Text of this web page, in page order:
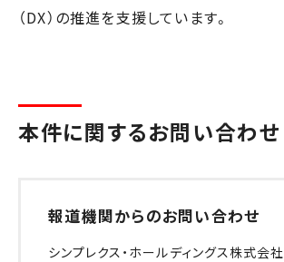
（DX）の推進を支援しています。
本件に関するお問い合わせ
報道機関からのお問い合わせ
シンプレクス・ホールディングス株式会社